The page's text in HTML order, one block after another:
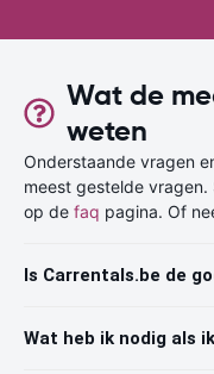
Wat de
weten
Onderstaande vragen
meest gestelde
op de faq pagina. Of
Is Carrentals.be de
Wat heb ik nodig als